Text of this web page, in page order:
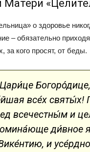
о здоровье
– обязательно
кого просят, от беды.
все́х святы́х!
всечестны́м и
ди́вное
и